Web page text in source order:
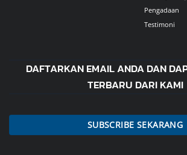
Pengadaan
Testimoni
DAFTARKAN EMAIL ANDA DAN
TERBARU DARI KAMI
SUBSCRIBE SEKARANG